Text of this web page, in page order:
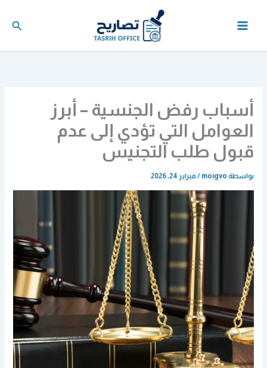
أسباب رفض الجنسية – أبرز
العوامل التي تؤدي إلى عدم
قبول طلب التجنيس
بواسطة moigvo
/فبراير 24, 2026